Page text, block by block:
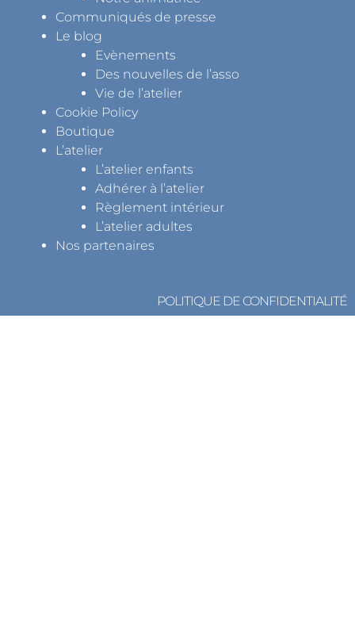
Communiqués de presse
Le blog
Evènements
Des nouvelles de l’asso
Vie de l’atelier
Cookie Policy
Boutique
L’atelier
L’atelier enfants
Adhérer à l’atelier
Règlement intérieur
L’atelier adultes
Nos partenaires
POLITIQUE DE CONFIDENTIALITÉ